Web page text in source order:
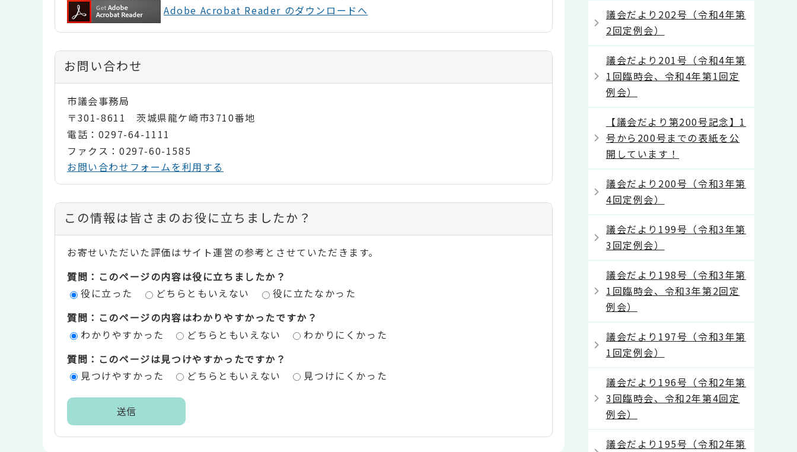
Adobe Acrobat Reader のダウンロードへ
お問い合わせ
市議会事務局
〒301-8611 茨城県龍ケ崎市3710番地
電話：0297-64-1111
ファクス：0297-60-1585
お問い合わせフォームを利用する
コ
ン
テ
ン
評
エ
この情報は皆さまのお役に立ちましたか？
お寄せいただいた評価はサイト運営の参考とさせていただきます。
質問：このページの内容は役に立ちましたか？
役に立った
どちらともいえない
役に立たなかった
質問：このページの内容はわかりやすかったですか？
わかりやすかった
どちらともいえない
わかりにくかった
質問：このページは見つけやすかったですか？
見つけやすかった
どちらともいえない 見つけにくかった
議会だより202号（令和4年第
2回定例会）
議会だより201号（令和4年第
1回臨時会、令和4年第1回定
例会）
【議会だより第200号記念】1
号から200号までの表紙を公
開しています！
議会だより200号（令和3年第
4回定例会）
議会だより199号（令和3年第
3回定例会）
議会だより198号（令和3年第
1回臨時会、令和3年第2回定
例会）
議会だより197号（令和3年第
1回定例会）
議会だより196号（令和2年第
3回臨時会、令和2年第4回定
例会）
議会だより195号（令和2年第